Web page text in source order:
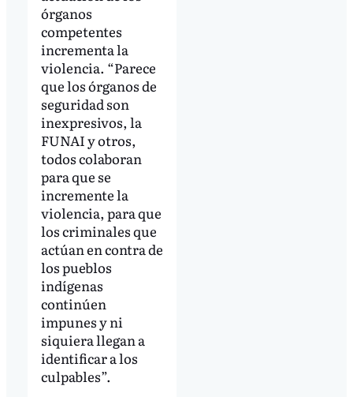
órganos
competentes
incrementa la
violencia. “Parece
que los órganos de
seguridad son
inexpresivos, la
FUNAI y otros,
todos colaboran
para que se
incremente la
violencia, para que
los criminales que
actúan en contra de
los pueblos
indígenas
continúen
impunes y ni
siquiera llegan a
identificar a los
culpables”.